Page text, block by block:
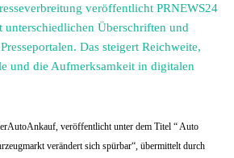
veröffentlicht PRNEWS24
unterschiedlichen Überschriften und
Das steigert Reichweite,
und die Aufmerksamkeit in digitalen
veröffentlicht unter dem Titel “ Auto
verändert sich spürbar“, übermittelt durch